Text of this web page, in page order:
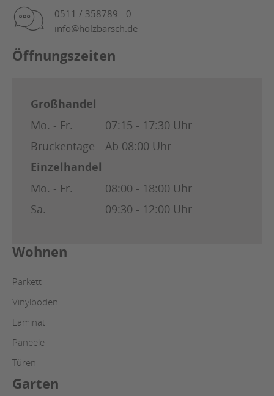
0511 / 358789 - 0
info@holzbarsch.de
Öffnungszeiten
Großhandel
Mo. - Fr.
07:15 - 17:30 Uhr
Brückentage
Ab 08:00 Uhr
Einzelhandel
Mo. - Fr.
08:00 - 18:00 Uhr
Sa.
09:30 - 12:00 Uhr
Wohnen
Parkett
Vinylboden
Laminat
Paneele
Türen
Garten